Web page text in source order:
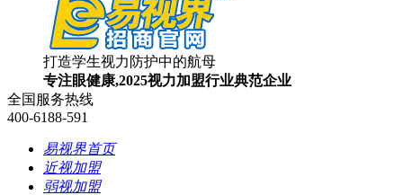
打造学生视力防护中的航母
专注眼健康,2025视力加盟行业典范企业
全国服务热线
400-6188-591
易视界首页
近视加盟
弱视加盟